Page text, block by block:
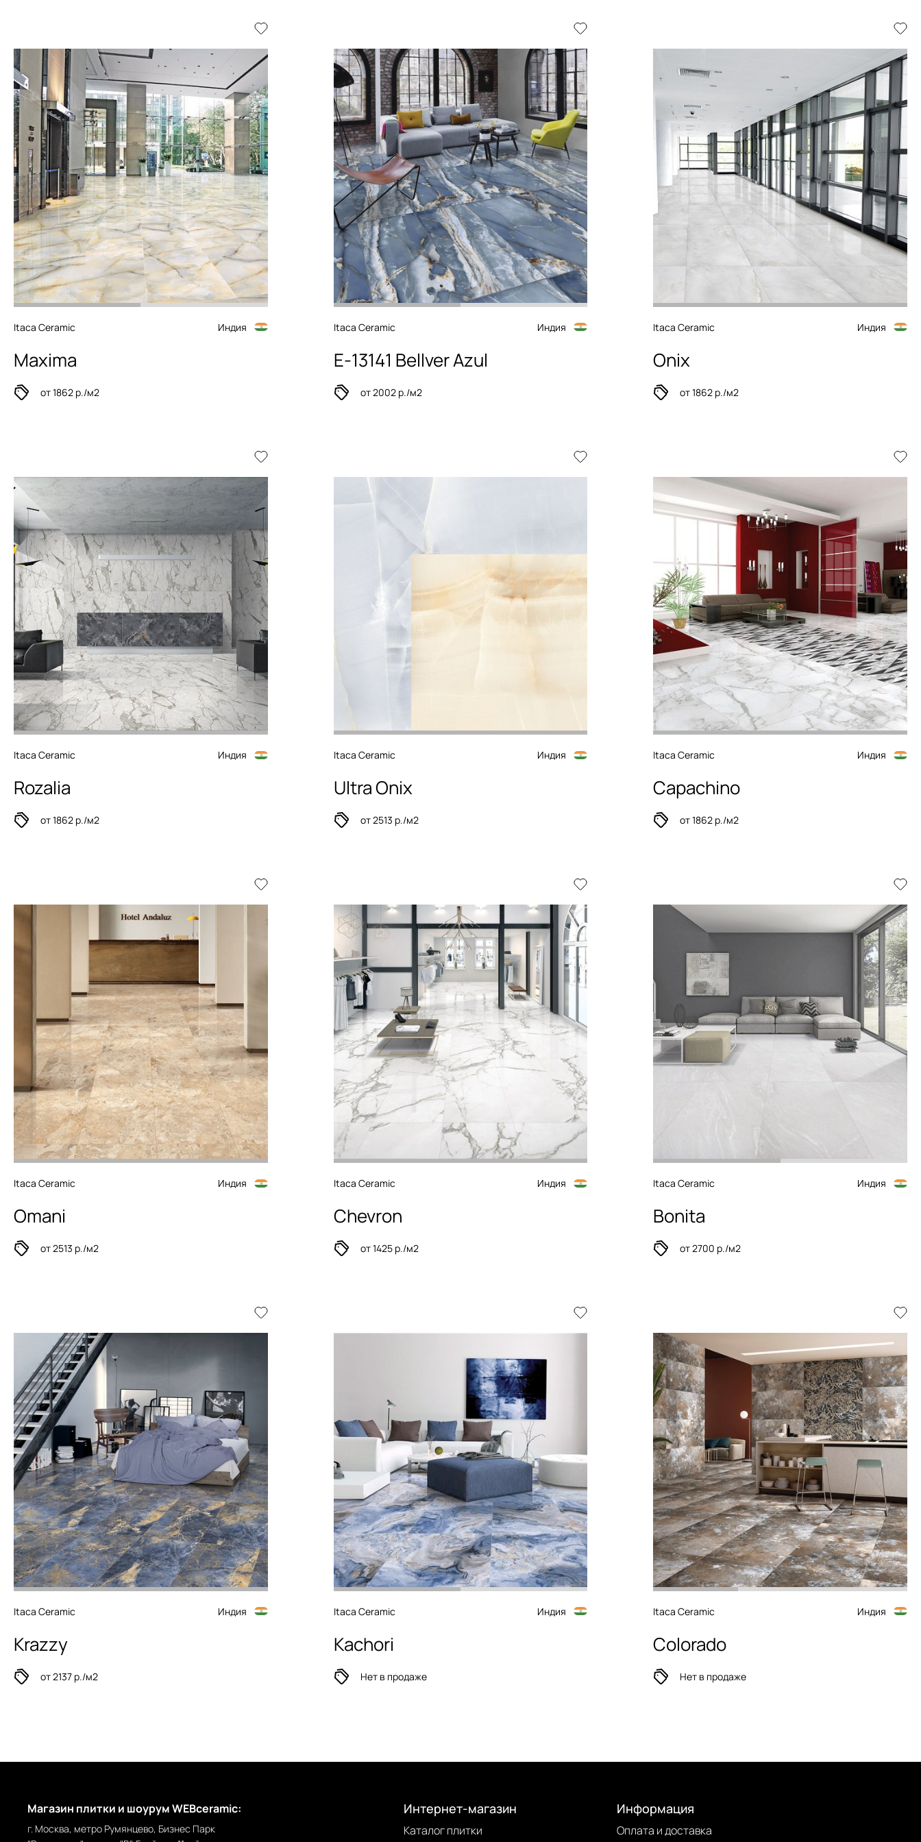
Itaca Ceramic Индия
Maxima
от 1862 р./м2
Itaca Ceramic Индия
E-13141 Bellver Azul
от 2002 р./м2
Itaca Ceramic Индия
Onix
от 1862 р./м2
Itaca Ceramic Индия
Rozalia
от 1862 р./м2
Itaca Ceramic Индия
Ultra Onix
от 2513 р./м2
Itaca Ceramic Индия
Capachino
от 1862 р./м2
Itaca Ceramic Индия
Omani
от 2513 р./м2
Itaca Ceramic Индия
Chevron
от 1425 р./м2
Itaca Ceramic Индия
Bonita
от 2700 р./м2
Itaca Ceramic Индия
Krazzy
от 2137 р./м2
Itaca Ceramic Индия
Kachori
Нет в продаже
Itaca Ceramic Индия
Colorado
Нет в продаже
Магазин плитки и шоурум WEBceramic:
г. Москва, метро Румянцево, Бизнес Парк
Интернет-магазин
Каталог плитки
Информация
Оплата и доставка